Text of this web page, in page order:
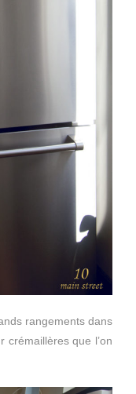
rangements dans
crémaillères que l’on